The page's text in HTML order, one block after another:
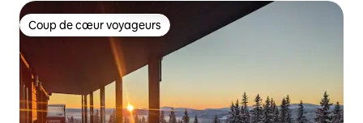
Coup de cœur voyageurs
Coup de cœur voyageurs